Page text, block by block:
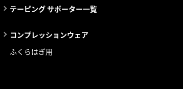
テーピング サポーター一覧
コンプレッションウェア
ふくらはぎ用